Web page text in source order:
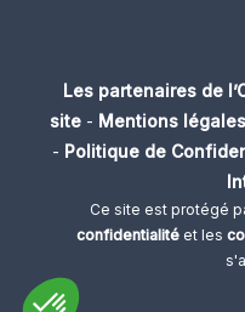
Les partenaires de
site- Mentions légales
- Politique de
Ce site est protégé
confidentialitéet les